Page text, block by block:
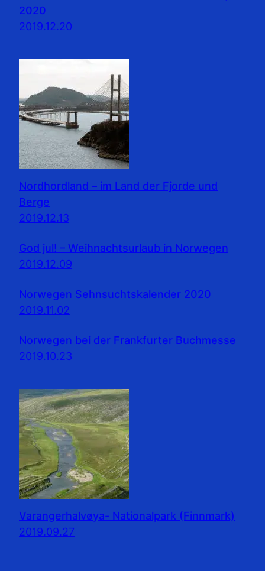
2020
2019.12.20
Nordhordland – im Land der Fjorde und
Berge
2019.12.13
God jul! – Weihnachtsurlaub in Norwegen
2019.12.09
Norwegen Sehnsuchtskalender 2020
2019.11.02
Norwegen bei der Frankfurter Buchmesse
2019.10.23
Varangerhalvøya- Nationalpark (Finnmark)
2019.09.27